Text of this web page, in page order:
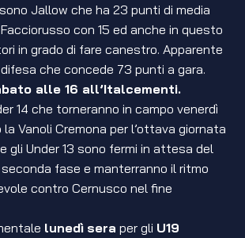
Jallow che ha 23 punti di media
con 15 ed anche in questo
in grado di fare canestro. Apparente
che concede 73 punti a gara.
alle 16 all’Italcementi.
14 che torneranno in campo venerdì
Vanoli Cremona per l’ottava giornata
gli Under 13 sono fermi in attesa del
fase e manterranno il ritmo
contro Cernusco nel fine
lunedì sera per gli U19